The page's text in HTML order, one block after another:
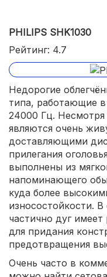
PHILIPS SHK1030
Рейтинг: 4.7
Недорогие
типа, работающие в
24000 Гц.
являются очень
доставляющими
прилегания
выполнены из
напоминающего
куда более
износостойкости.
частично дуг
для придания
предотвращения
Очень часто в